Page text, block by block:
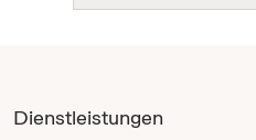
Dienstleistungen